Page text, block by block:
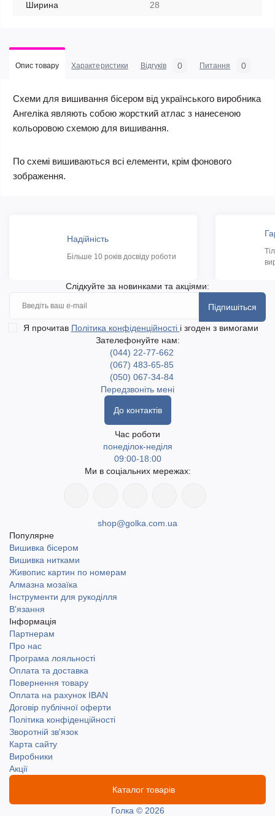
Ширина 28
Опис товару Характеристики Відгуків 0 Питання 0
Схеми для вишивання бісером від українського виробника
Ангеліка являють собою жорсткий атлас з нанесеною
кольоровою схемою для вишивання.
По схемі вишиваються всі елементи, крім фонового
зображення.
Надійність
Більше 10 років досвіду роботи
Слідкуйте за новинками та акціями:
Підпишіться
Я прочитав Політика конфіденційності і згоден з вимогами
Зателефонуйте нам:
(044) 22-77-662
(067) 483-65-85
(050) 067-34-84
Передзвоніть мені
До контактів
Час роботи
понеділок-неділя
09:00-18:00
Ми в соціальних мережах:
shop@golka.com.ua
Популярне
Вишивка бісером
Вишивка нитками
Живопис картин по номерам
Алмазна мозаїка
Інструменти для рукоділля
В'язання
Інформація
Партнерам
Про нас
Програма лояльності
Оплата та доставка
Повернення товару
Оплата на рахунок IBAN
Договір публічної оферти
Політика конфіденційності
Зворотній зв'язок
Карта сайту
Виробники
Акції
Каталог товарів
Голка © 2026